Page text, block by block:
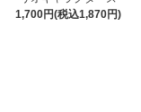
1,700円(税込1,870円)